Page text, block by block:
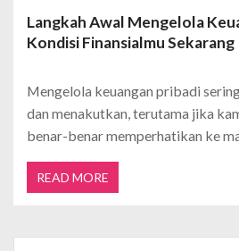
Langkah Awal Mengelola
Kondisi Finansialmu Sekarang
Mengelola keuangan pribadi
dan menakutkan, terutama jika
benar-benar memperhatikan ke
READ MORE